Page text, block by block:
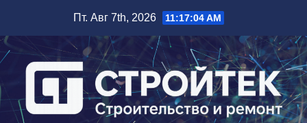
содержимому
Пт. Авг 7th, 2026 11:17:05 AM